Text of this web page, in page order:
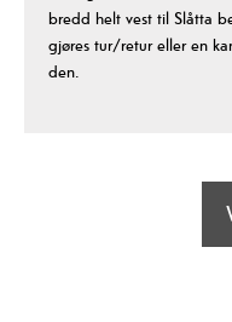
bredd helt vest til Slåtta
gjøres tur/retur eller en
den.